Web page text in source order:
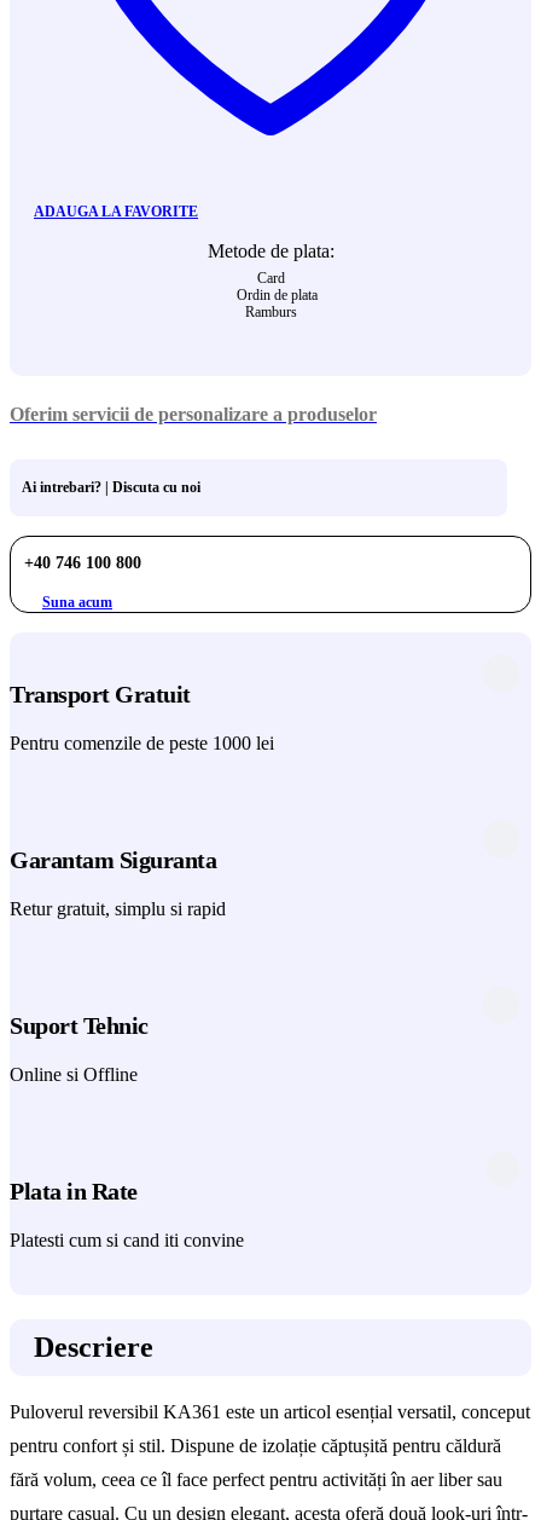
ADAUGA LA FAVORITE
Metode de plata:
Card
Ordin de plata
Ramburs
Oferim servicii de personalizare a produselor
Ai intrebari? | Discuta cu noi
+40 746 100 800
Suna acum
Transport Gratuit
Pentru comenzile de peste 1000 lei
Garantam Siguranta
Retur gratuit, simplu si rapid
Suport Tehnic
Online si Offline
Plata in Rate
Platesti cum si cand iti convine
Descriere
Puloverul reversibil KA361 este un articol esențial versatil, conceput
pentru confort și stil. Dispune de izolație căptușită pentru căldură
fără volum, ceea ce îl face perfect pentru activități în aer liber sau
purtare casual. Cu un design elegant, acesta oferă două look-uri într-